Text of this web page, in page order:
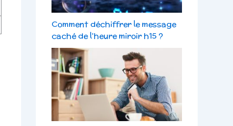
Comment déchiffrer le message
caché de l’heure miroir h15 ?